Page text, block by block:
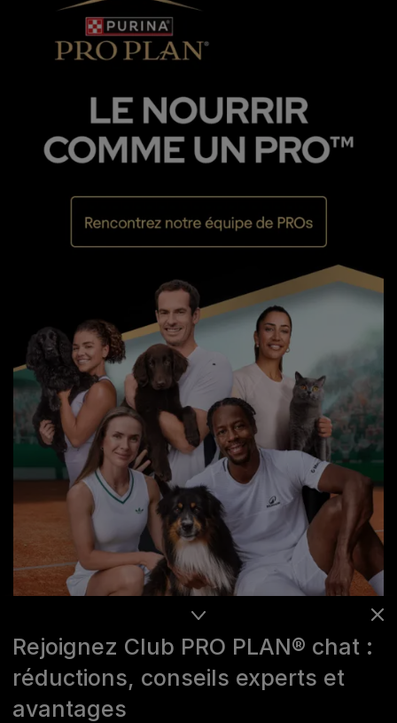
Rejoignez Club PRO PLAN® chat :
réductions, conseils experts et
avantages